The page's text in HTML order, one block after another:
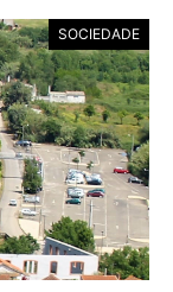
SOCIEDADE